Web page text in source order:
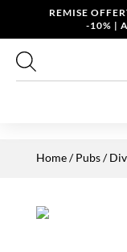
REMISE
-10% |
Home/Pubs /